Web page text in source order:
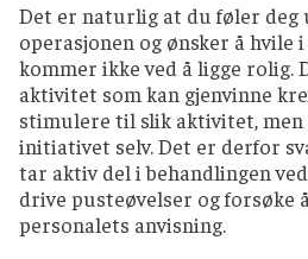
Det er naturlig at du føler
operasjonen og ønsker å hvile
kommer ikke ved å ligge rolig.
aktivitet som kan gjenvinne
stimulere til slik aktivitet, men
initiativet selv. Det er derfor
tar aktiv del i behandlingen
drive pusteøvelser og forsøke
personalets anvisning.